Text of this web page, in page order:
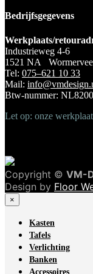
Bedrijfsgegevens
Werkplaats/
Industrieweg 4-6
1521 NA
Tel: 075–621 10 33
Mail:
Btw-nummer:
Let op: onze
Copyright © VM-
Design by Floor
×
Kasten
Tafels
Verlichting
Banken
Accessoires